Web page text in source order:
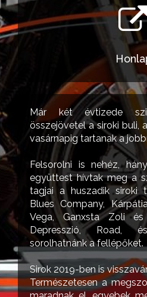
Már két évtizede
összejövetel a siroki buli,
vasárnapig tartanak a
Felsorolni is nehéz,
együttest hívtak meg a
tagjai a huszadik siroki
Blues Company,
Vega, Ganxsta Zoli és
Depresszió, Road,
sorolhatnánk a fellépőket.
Sirok 2019-ben is
Természetesen a